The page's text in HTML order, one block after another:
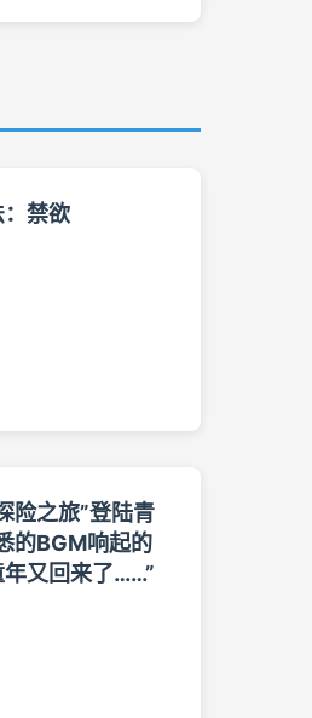
禁欲
险之旅”登陆青
的BGM响起的
年又回来了……”